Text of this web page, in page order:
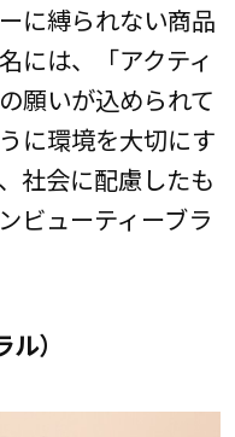
に縛られない商品
には、「アクティ
願いが込められて
に環境を大切にす
社会に配慮したも
ビューティーブラ
）